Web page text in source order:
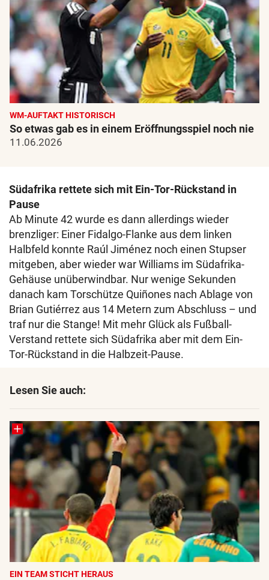
WM-AUFTAKT HISTORISCH
So etwas gab es in einem Eröffnungsspiel noch nie
11.06.2026
Südafrika rettete sich mit Ein-Tor-Rückstand in
Pause
Ab Minute 42 wurde es dann allerdings wieder
brenzliger: Einer Fidalgo-Flanke aus dem linken
Halbfeld konnte Raúl Jiménez noch einen Stupser
mitgeben, aber wieder war Williams im Südafrika-
Gehäuse unüberwindbar. Nur wenige Sekunden
danach kam Torschütze Quiñones nach Ablage von
Brian Gutiérrez aus 14 Metern zum Abschluss – und
traf nur die Stange! Mit mehr Glück als Fußball-
Verstand rettete sich Südafrika aber mit dem Ein-
Tor-Rückstand in die Halbzeit-Pause.
Lesen Sie auch:
EIN TEAM STICHT HERAUS